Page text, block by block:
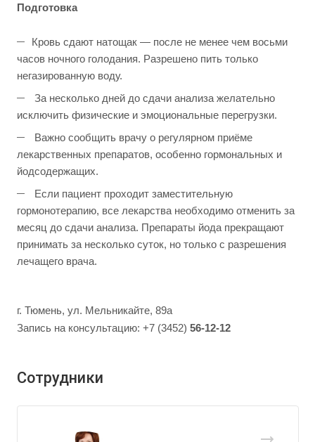
Подготовка
Кровь сдают натощак — после не менее чем восьми
часов ночного голодания. Разрешено пить только
негазированную воду.
За несколько дней до сдачи анализа желательно
исключить физические и эмоциональные перегрузки.
Важно сообщить врачу о регулярном приёме
лекарственных препаратов, особенно гормональных и
йодсодержащих.
Если пациент проходит заместительную
гормонотерапию, все лекарства необходимо отменить за
месяц до сдачи анализа. Препараты йода прекращают
принимать за несколько суток, но только с разрешения
лечащего врача.
г. Тюмень, ул. Мельникайте, 89а
Запись на консультацию: +7 (3452) 56-12-12
Сотрудники